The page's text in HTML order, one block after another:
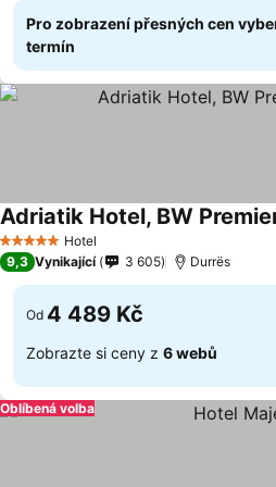
Pro zobrazení přesných cen
termín
5 Počet hvězdiček
Hotel
Adriatik Hotel, BW
9,3 Vynikající 3 605 Durrës
Od 4 489 Kč
Zobrazte si ceny z 6 webů
Oblíbená volba